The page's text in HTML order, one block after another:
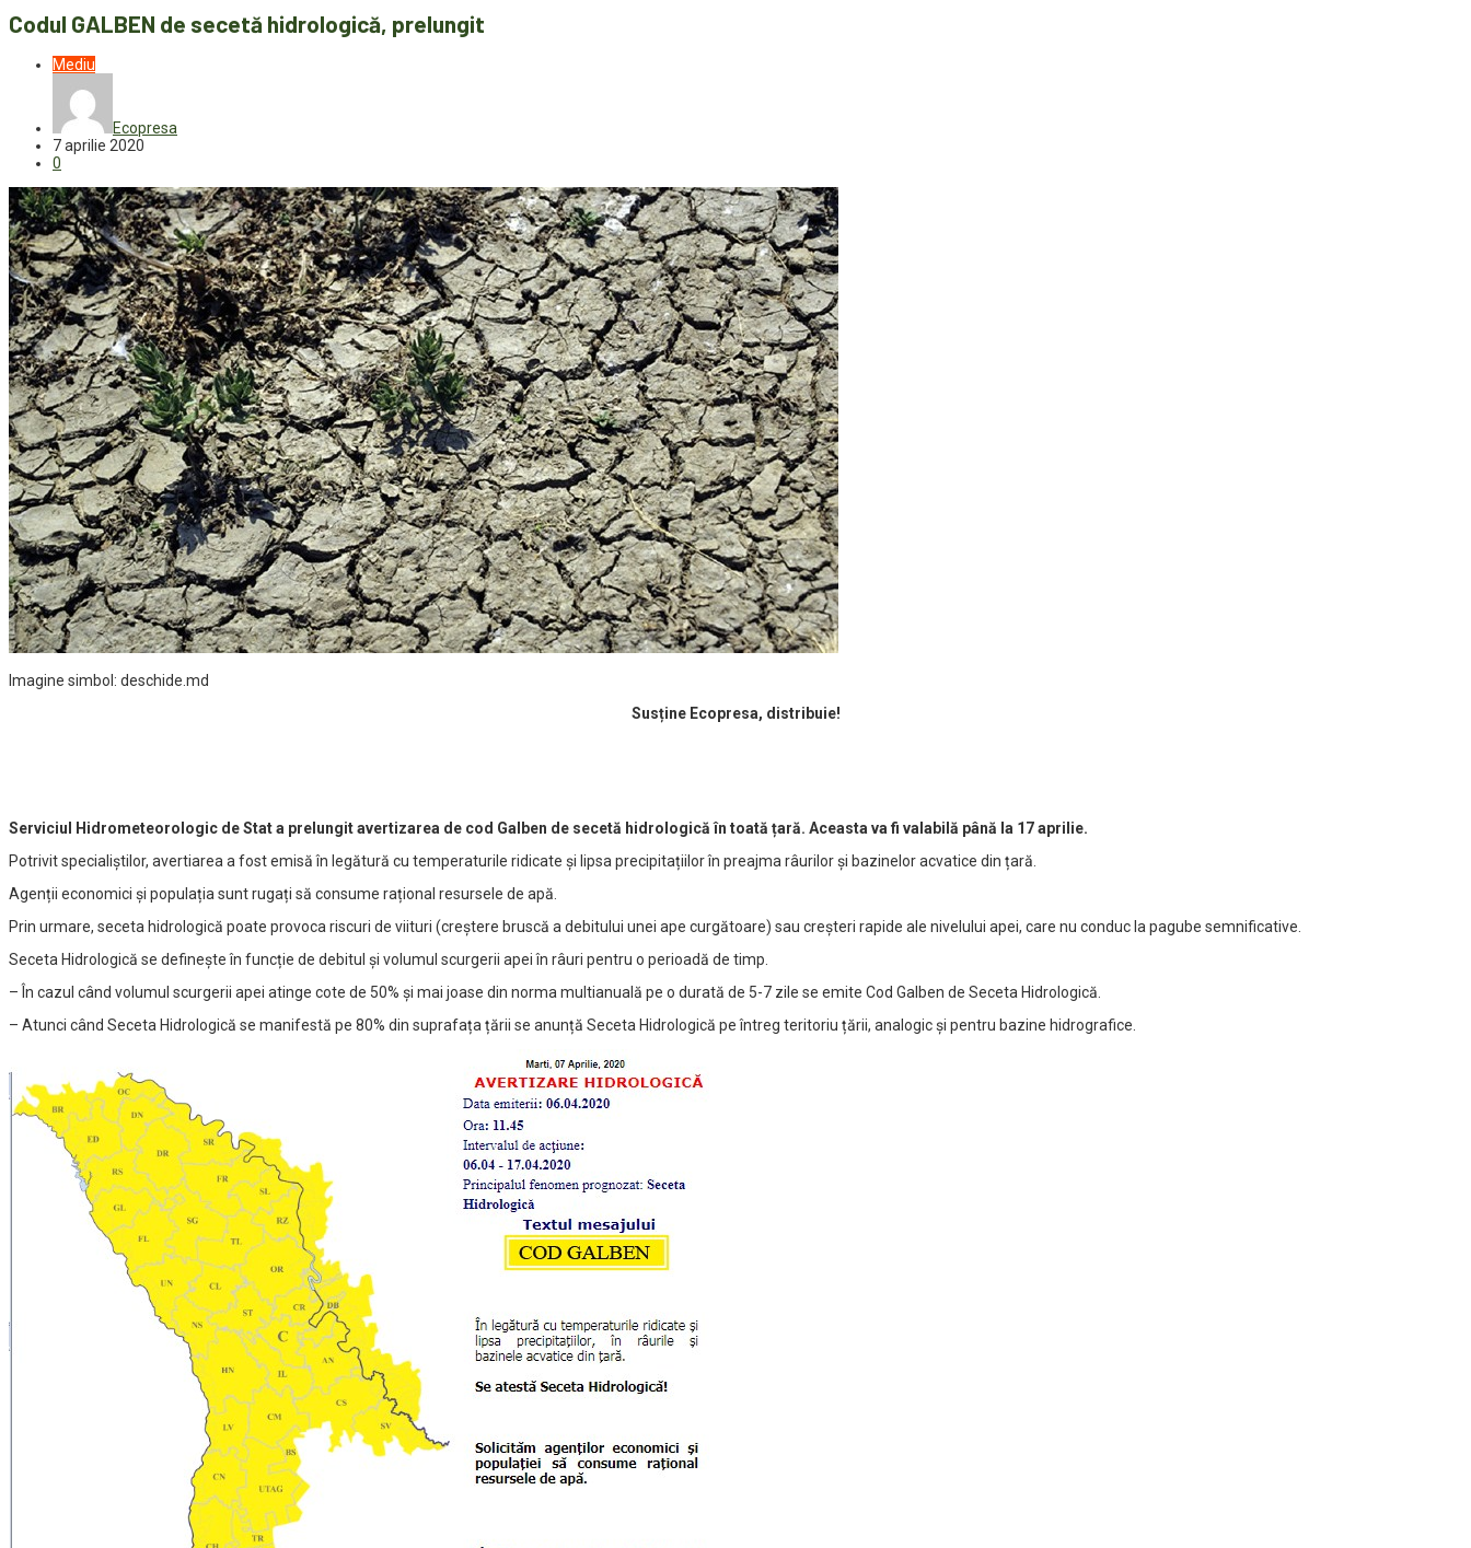
Codul GALBEN de secetă hidrologică, prelungit
Mediu
Ecopresa
7 aprilie 2020
0
Imagine simbol: deschide.md
Susține Ecopresa, distribuie!
Serviciul Hidrometeorologic de Stat a prelungit avertizarea de cod Galben de secetă hidrologică în toată țară. Aceasta va fi valabilă până la 17 aprilie.
Potrivit specialiștilor, avertiarea a fost emisă în legătură cu temperaturile ridicate și lipsa precipitațiilor în preajma râurilor și bazinelor acvatice din țară.
Agenții economici și populația sunt rugați să consume rațional resursele de apă.
Prin urmare, seceta hidrologică poate provoca riscuri de viituri (creștere bruscă a debitului unei ape curgătoare) sau creşteri rapide ale nivelului apei, care nu conduc la pagube semnificative.
Seceta Hidrologică se definește în funcție de debitul și volumul scurgerii apei în râuri pentru o perioadă de timp.
– În cazul când volumul scurgerii apei atinge cote de 50% și mai joase din norma multianuală pe o durată de 5-7 zile se emite Сod Galben de Seceta Hidrologică.
– Atunci când Seceta Hidrologică se manifestă pe 80% din suprafața țării se anunță Seceta Hidrologică pe întreg teritoriu țării, analogic și pentru bazine hidrografice.